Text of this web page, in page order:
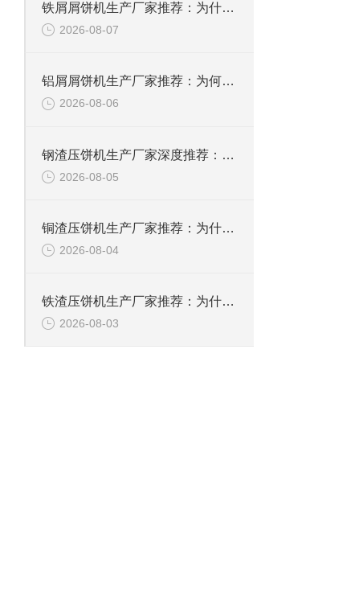
铁屑屑饼机生产厂家推荐：为什么恩派特是您的优选伙伴
2026-08-07
铝屑屑饼机生产厂家推荐：为何恩派特成为金属回收行业的“隐形优选”？
2026-08-06
钢渣压饼机生产厂家深度推荐：为何恩派特成为高净值产线的优选
2026-08-05
铜渣压饼机生产厂家推荐：为什么恩派特成为众多企业的信赖？
2026-08-04
铁渣压饼机生产厂家推荐：为什么恩派特成为众多企业的优选？
2026-08-03